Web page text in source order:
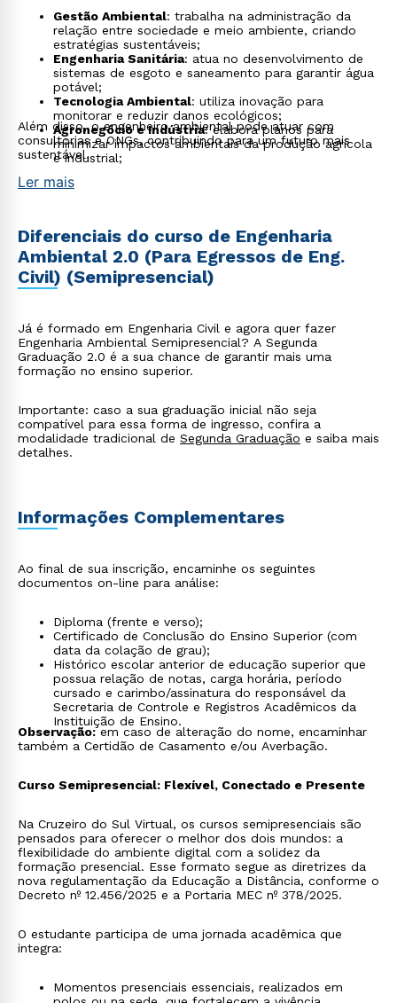
Gestão Ambiental: trabalha na administração da
relação entre sociedade e meio ambiente, criando
estratégias sustentáveis;
Engenharia Sanitária: atua no desenvolvimento de
sistemas de esgoto e saneamento para garantir água
potável;
Tecnologia Ambiental: utiliza inovação para
monitorar e reduzir danos ecológicos;
Agronegócio e Indústria: elabora planos para
minimizar impactos ambientais da produção agrícola
e industrial;
Além disso, o engenheiro ambiental pode atuar com
consultorias e ONGs, contribuindo para um futuro mais
sustentável.
Ler mais
Diferenciais do curso de Engenharia
Ambiental 2.0 (Para Egressos de Eng.
Civil) (Semipresencial)
Já é formado em Engenharia Civil e agora quer fazer
Engenharia Ambiental Semipresencial? A Segunda
Graduação 2.0 é a sua chance de garantir mais uma
formação no ensino superior.
Importante: caso a sua graduação inicial não seja
compatível para essa forma de ingresso, confira a
modalidade tradicional de Segunda Graduação e saiba mais
detalhes.
Informações Complementares
Ao final de sua inscrição, encaminhe os seguintes
documentos on-line para análise:
Diploma (frente e verso);
Certificado de Conclusão do Ensino Superior (com
data da colação de grau);
Histórico escolar anterior de educação superior que
possua relação de notas, carga horária, período
cursado e carimbo/assinatura do responsável da
Secretaria de Controle e Registros Acadêmicos da
Instituição de Ensino.
Observação:em caso de alteração do nome, encaminhar
também a Certidão de Casamento e/ou Averbação.
Curso Semipresencial: Flexível, Conectado e Presente
Na Cruzeiro do Sul Virtual, os cursos semipresenciais são
pensados para oferecer o melhor dos dois mundos: a
flexibilidade do ambiente digital com a solidez da
formação presencial. Esse formato segue as diretrizes da
nova regulamentação da Educação a Distância, conforme o
Decreto nº 12.456/2025 e a Portaria MEC nº 378/2025.
O estudante participa de uma jornada acadêmica que
integra:
Momentos presenciais essenciais, realizados em
WhatsApp